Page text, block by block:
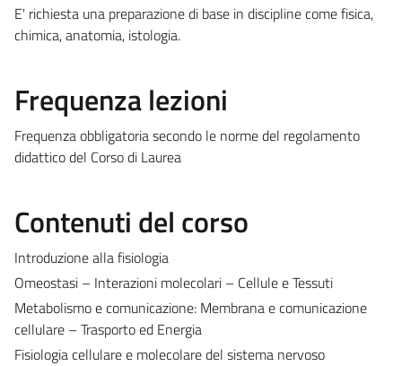
E' richiesta una preparazione di base in discipline come fisica,
chimica, anatomia, istologia.
Frequenza lezioni
Frequenza obbligatoria secondo le norme del regolamento
didattico del Corso di Laurea
Contenuti del corso
Introduzione alla fisiologia
Omeostasi – Interazioni molecolari – Cellule e Tessuti
Metabolismo e comunicazione: Membrana e comunicazione
cellulare – Trasporto ed Energia
Fisiologia cellulare e molecolare del sistema nervoso